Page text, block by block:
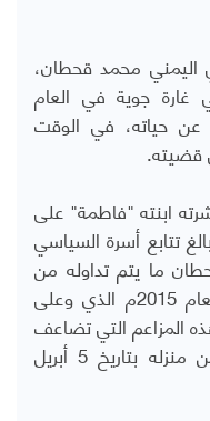
اليمني محمد قحطان،
غارة جوية في العام
عن حياته، في الوقت
قضيته.
ابنته "فاطمة" على
تتابع أسرة السياسي
ما يتم تداوله من
أخبار عن مقتله بغارة جوية في العام 2015م الذي وعلى
المزاعم التي تضاعف
من معاناة أسرته منذ اختطافه من منزله بتاريخ 5 أبريل